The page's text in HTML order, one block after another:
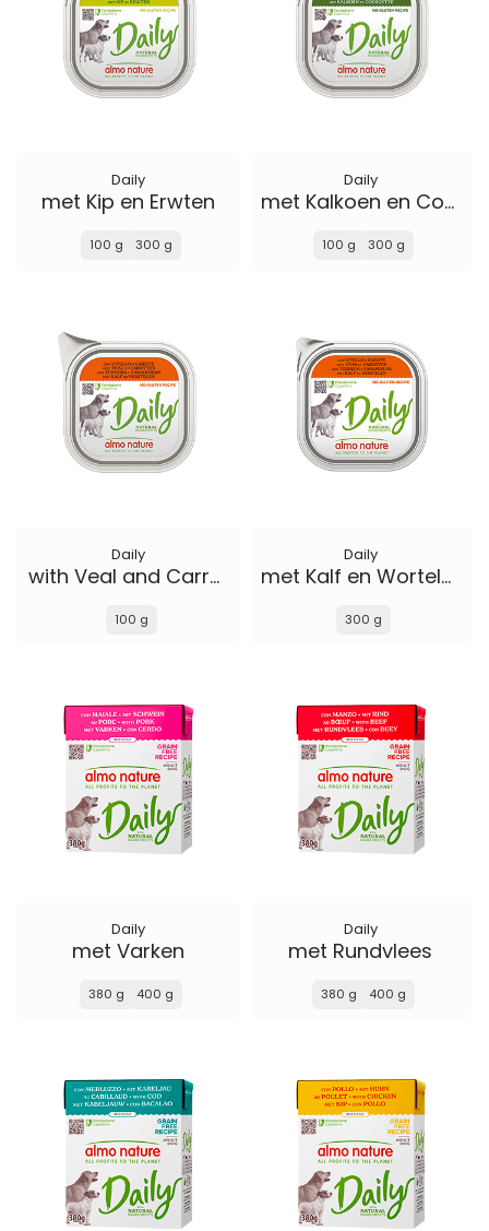
Daily
met Kip en Erwten
100 g 300 g
Daily
met Kalkoen en Courgette
100 g 300 g
Daily
with Veal and Carrots
100 g
Daily
met Kalf en Wortelen
300 g
Daily
met Varken
380 g 400 g
Daily
met Rundvlees
380 g 400 g